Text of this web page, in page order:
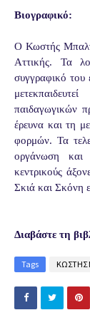
Βιογραφικό:
Ο Κωστής
Αττικής. Τα
συγγραφικό του
παιδαγωγικών
έρευνα και τη
φορμών. Τα
οργάνωση και
κεντρικούς
Σκιά και Σκόνη
Διαβάστε τη
Tags ΚΩΣΤΗΣ